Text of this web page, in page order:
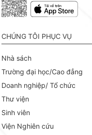
CHÚNG TÔI PHỤC VỤ
Nhà sách
Trường đại học/Cao đẳng
Doanh nghiệp/ Tổ chức
Thư viện
Sinh viên
Viện Nghiên cứu